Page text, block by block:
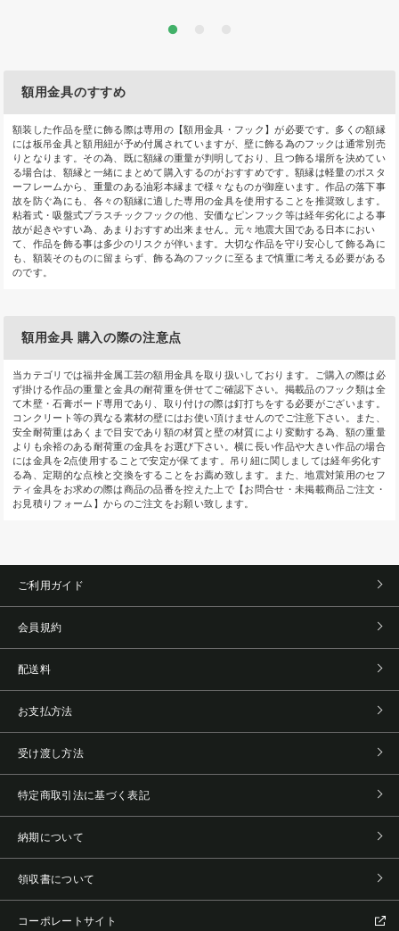
額用金具のすすめ
額装した作品を壁に飾る際は専用の【額用金具・フック】が必要です。多くの額縁
には板吊金具と額用紐が予め付属されていますが、壁に飾る為のフックは通常別売
りとなります。その為、既に額縁の重量が判明しており、且つ飾る場所を決めてい
る場合は、額縁と一緒にまとめて購入するのがおすすめです。額縁は軽量のポスタ
ーフレームから、重量のある油彩本縁まで様々なものが御座います。作品の落下事
故を防ぐ為にも、各々の額縁に適した専用の金具を使用することを推奨致します。
粘着式・吸盤式プラスチックフックの他、安価なピンフック等は経年劣化による事
故が起きやすい為、あまりおすすめ出来ません。元々地震大国である日本におい
て、作品を飾る事は多少のリスクが伴います。大切な作品を守り安心して飾る為に
も、額装そのものに留まらず、飾る為のフックに至るまで慎重に考える必要がある
のです。
額用金具 購入の際の注意点
当カテゴリでは福井金属工芸の額用金具を取り扱いしております。ご購入の際は必
ず掛ける作品の重量と金具の耐荷重を併せてご確認下さい。掲載品のフック類は全
て木壁・石膏ボード専用であり、取り付けの際は釘打ちをする必要がございます。
コンクリート等の異なる素材の壁にはお使い頂けませんのでご注意下さい。また、
安全耐荷重はあくまで目安であり額の材質と壁の材質により変動する為、額の重量
よりも余裕のある耐荷重の金具をお選び下さい。横に長い作品や大きい作品の場合
には金具を2点使用することで安定が保てます。吊り紐に関しましては経年劣化す
る為、定期的な点検と交換をすることをお薦め致します。また、地震対策用のセフ
ティ金具をお求めの際は商品の品番を控えた上で【お問合せ・未掲載商品ご注文・
お見積りフォーム】からのご注文をお願い致します。
ご利用ガイド
会員規約
配送料
お支払方法
受け渡し方法
特定商取引法に基づく表記
納期について
領収書について
コーポレートサイト